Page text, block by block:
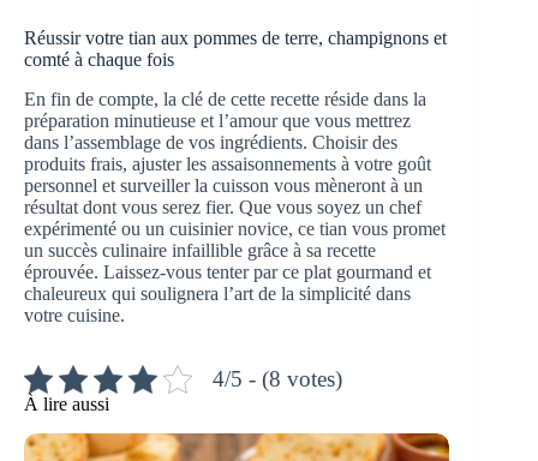
Réussir votre tian aux pommes de terre, champignons et
comté à chaque fois
En fin de compte, la clé de cette recette réside dans la
préparation minutieuse et l’amour que vous mettrez
dans l’assemblage de vos ingrédients. Choisir des
produits frais, ajuster les assaisonnements à votre goût
personnel et surveiller la cuisson vous mèneront à un
résultat dont vous serez fier. Que vous soyez un chef
expérimenté ou un cuisinier novice, ce tian vous promet
un succès culinaire infaillible grâce à sa recette
éprouvée. Laissez-vous tenter par ce plat gourmand et
chaleureux qui soulignera l’art de la simplicité dans
votre cuisine.
4/5 - (8 votes)
À lire aussi